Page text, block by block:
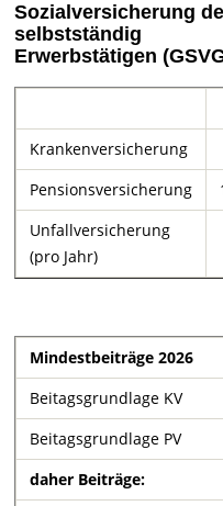
Sozialversicherung
selbstständig
Erwerbstätigen
Krankenversicherung
Pensionsversicherung
Unfallversicherung
(pro Jahr)
Mindestbeiträge 2026
Beitagsgrundlage KV
Beitagsgrundlage PV
daher Beiträge: